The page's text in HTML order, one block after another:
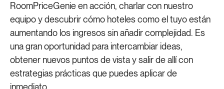
RoomPriceGenie en acción, charlar con nuestro
equipo y descubrir cómo hoteles como el tuyo están
aumentando los ingresos sin añadir complejidad. Es
una gran oportunidad para intercambiar ideas,
obtener nuevos puntos de vista y salir de allí con
estrategias prácticas que puedes aplicar de
inmediato.